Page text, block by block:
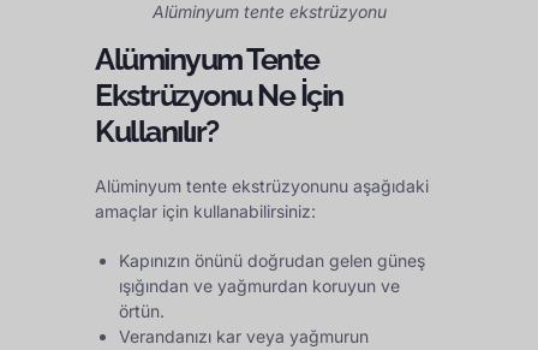
Alüminyum tente ekstrüzyonu
Alüminyum Tente
Ekstrüzyonu Ne İçin
Kullanılır?
Alüminyum tente ekstrüzyonunu aşağıdaki
amaçlar için kullanabilirsiniz:
Kapınızın önünü doğrudan gelen güneş
ışığından ve yağmurdan koruyun ve
örtün.
Verandanızı kar veya yağmurun